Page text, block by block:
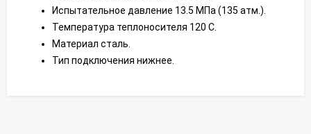
Испытательное давление 13.5 МПа (135 атм.).
Температура теплоносителя 120 С.
Материал сталь.
Тип подключения нижнее.